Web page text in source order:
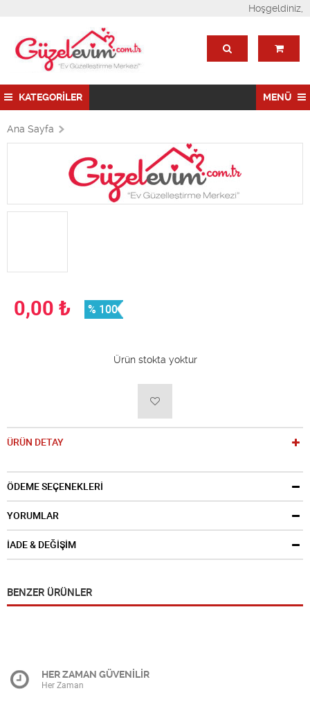
Hoşgeldiniz,
KATEGORİLER MENÜ
Ana Sayfa
0,00 ₺ % 100
Ürün stokta yoktur
ÜRÜN DETAY
ÖDEME SEÇENEKLERİ
YORUMLAR
İADE & DEĞİŞİM
BENZER ÜRÜNLER
HER ZAMAN GÜVENİLİR
Her Zaman